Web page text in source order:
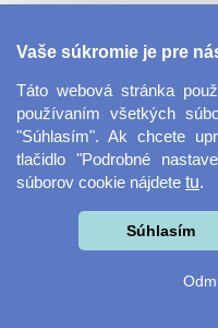
Vaše súkromie je pre
Táto webová stránka
používaním všetkých
"Súhlasím". Ak chcete
tlačidlo "Podrobné
súborov cookie nájdete tu.
Súhlasím